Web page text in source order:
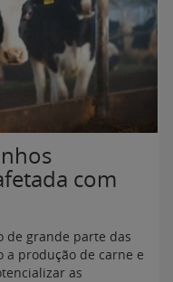
com
de grande parte das
a produção de carne e
as